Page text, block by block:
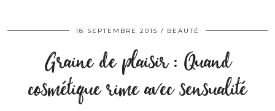
18 SEPTEMBRE 2015 BEAUTÉ
Graine de plaisir : Quand
cosmétique rime avec sensualité